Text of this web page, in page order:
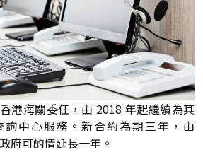
港海關委任，由 2018 年起繼續為其
詢中心服務。新合約為期三年，由
府可酌情延長一年。